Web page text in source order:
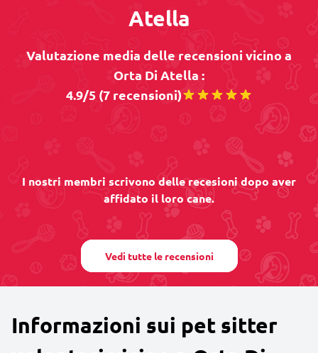
Atella
Valutazione media delle recensioni vicino a
Orta Di Atella :
4.9/5 (7 recensioni)
I nostri membri scrivono delle recesioni dopo aver
affidato il loro cane.
Vedi tutte le recensioni
Informazioni sui pet sitter